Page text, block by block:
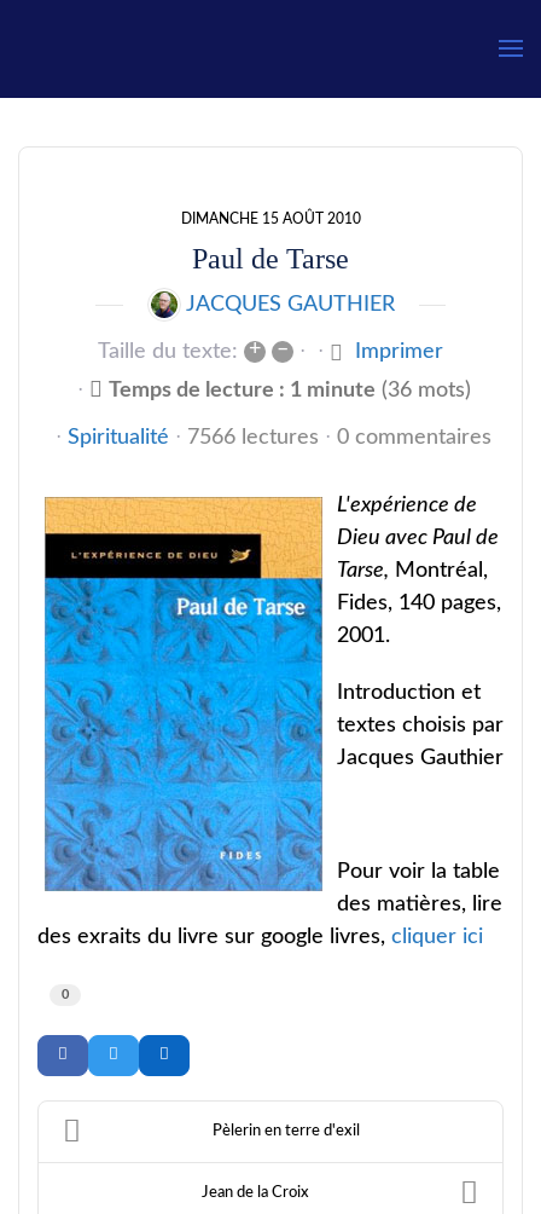
DIMANCHE 15 AOÛT 2010
Paul de Tarse
JACQUES GAUTHIER
Taille du texte: + –
Imprimer
Temps de lecture : 1 minute (36 mots)
Spiritualité 7566 lectures 0 commentaires
L'expérience de
Dieu avec Paul de
Tarse, Montréal,
Fides, 140 pages,
2001.
Introduction et
textes choisis par
Jacques Gauthier
Pour voir la table
des matières, lire
des exraits du livre sur google livres, cliquer ici
0
Pèlerin en terre d'exil
Jean de la Croix